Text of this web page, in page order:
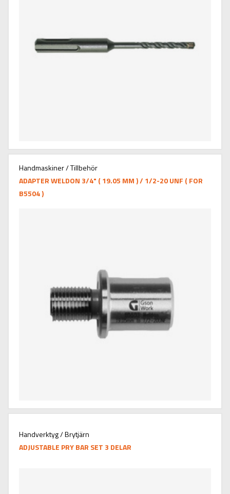
Handmaskiner / Tillbehör
ADAPTER WELDON 3/4" ( 19.05 MM ) / 1/2-20 UNF ( FOR
B5504 )
Handverktyg / Brytjärn
ADJUSTABLE PRY BAR SET 3 DELAR